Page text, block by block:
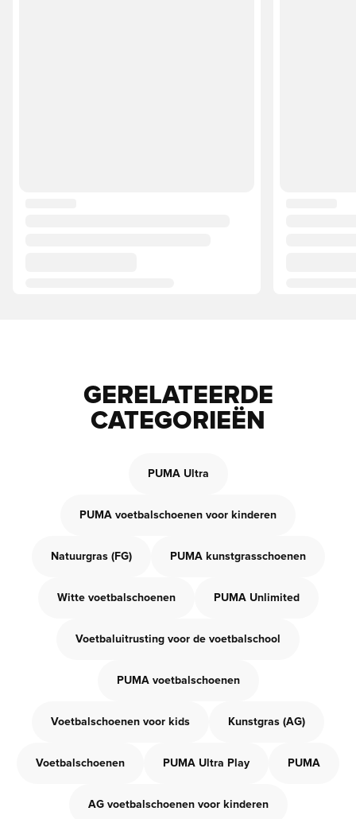
GERELATEERDE
CATEGORIEËN
PUMA Ultra
PUMA voetbalschoenen voor kinderen
Natuurgras (FG) PUMA kunstgrasschoenen
Witte voetbalschoenen PUMA Unlimited
Voetbaluitrusting voor de voetbalschool
PUMA voetbalschoenen
Voetbalschoenen voor kids Kunstgras (AG)
Voetbalschoenen PUMA Ultra Play PUMA
AG voetbalschoenen voor kinderen